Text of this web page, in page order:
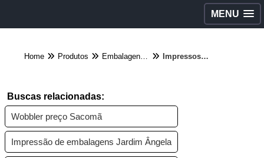
MENU
Home Produtos Embalagens diversas - Categoria Impressos gráficos Cidade Ademar
Buscas relacionadas:
Wobbler preço Sacomã
Impressão de embalagens Jardim Ângela